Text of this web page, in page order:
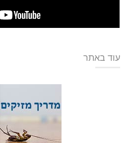
עוד באתר